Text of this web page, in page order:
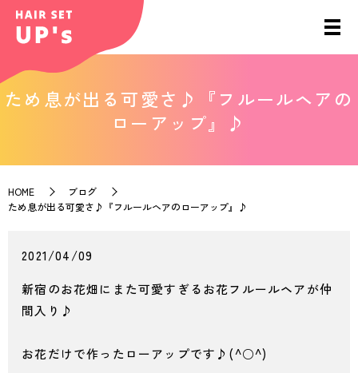
ため息が出る可愛さ♪『フルールヘアの
ローアップ』♪
HOME
ブログ
ため息が出る可愛さ♪『フルールヘアのローアップ』♪
2021/04/09
新宿のお花畑にまた可愛すぎるお花フルールヘアが仲
間入り♪
お花だけで作ったローアップです♪(^○^)